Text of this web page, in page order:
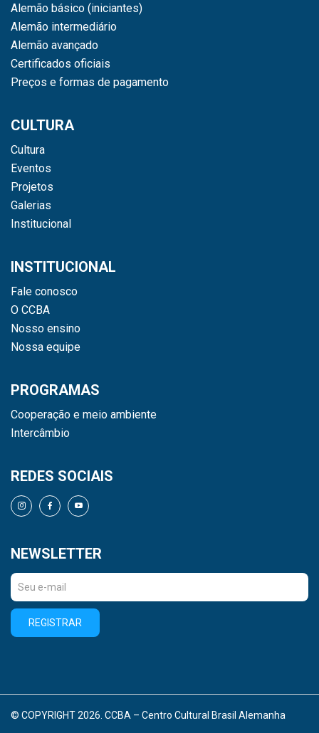
Alemão básico (iniciantes)
Alemão intermediário
Alemão avançado
Certificados oficiais
Preços e formas de pagamento
CULTURA
Cultura
Eventos
Projetos
Galerias
Institucional
INSTITUCIONAL
Fale conosco
O CCBA
Nosso ensino
Nossa equipe
PROGRAMAS
Cooperação e meio ambiente
Intercâmbio
REDES SOCIAIS
NEWSLETTER
REGISTRAR
© COPYRIGHT 2026. CCBA – Centro Cultural Brasil Alemanha